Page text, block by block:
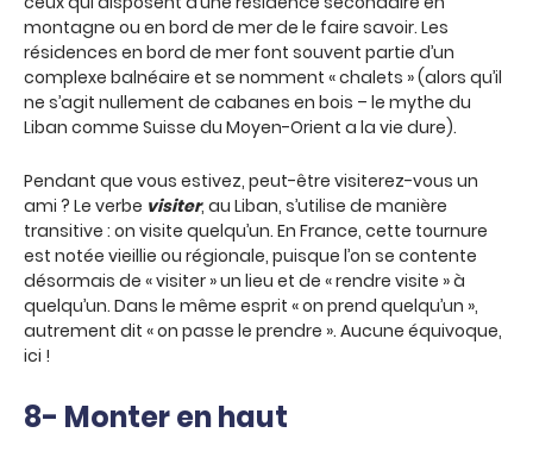
montagne ou en bord de mer de le faire savoir. Les
résidences en bord de mer font souvent partie d’un
complexe balnéaire et se nomment « chalets » (alors qu’il
ne s’agit nullement de cabanes en bois – le mythe du
Liban comme Suisse du Moyen-Orient a la vie dure).
Pendant que vous estivez, peut-être visiterez-vous un
ami ? Le verbe visiter, au Liban, s’utilise de manière
transitive : on visite quelqu’un. En France, cette tournure
est notée vieillie ou régionale, puisque l’on se contente
désormais de « visiter » un lieu et de « rendre visite » à
quelqu’un. Dans le même esprit « on prend quelqu’un »,
autrement dit « on passe le prendre ». Aucune équivoque,
ici !
8- Monter en haut